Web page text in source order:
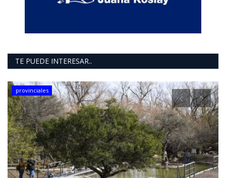
TE PUEDE INTERESAR..
provinciales